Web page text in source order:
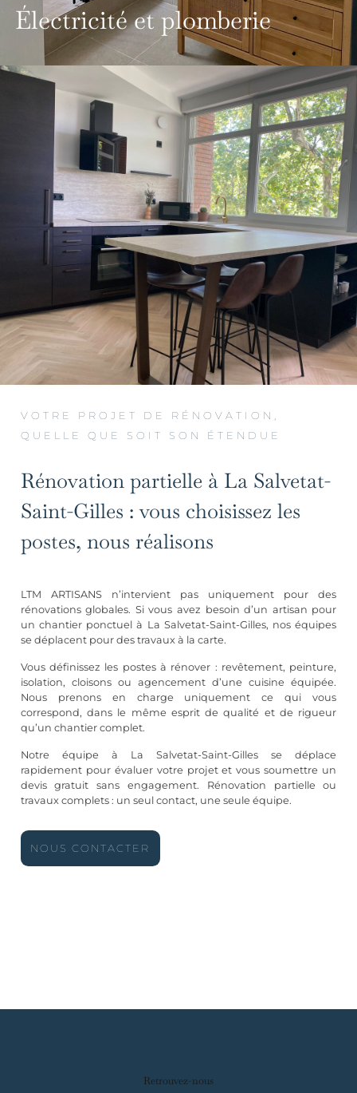
Électricité et plomberie
VOTRE PROJET DE RÉNOVATION,
QUELLE QUE SOIT SON ÉTENDUE
Rénovation partielle à La Salvetat-
Saint-Gilles : vous choisissez les
postes, nous réalisons
LTM ARTISANS n’intervient pas uniquement pour des
rénovations globales. Si vous avez besoin d’un artisan pour
un chantier ponctuel à La Salvetat-Saint-Gilles, nos équipes
se déplacent pour des travaux à la carte.
Vous définissez les postes à rénover : revêtement, peinture,
isolation, cloisons ou agencement d’une cuisine équipée.
Nous prenons en charge uniquement ce qui vous
correspond, dans le même esprit de qualité et de rigueur
qu’un chantier complet.
Notre équipe à La Salvetat-Saint-Gilles se déplace
rapidement pour évaluer votre projet et vous soumettre un
devis gratuit sans engagement. Rénovation partielle ou
travaux complets : un seul contact, une seule équipe.
NOUS CONTACTER
Retrouvez-nous